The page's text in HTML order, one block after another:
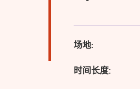
场地:
时间长度: